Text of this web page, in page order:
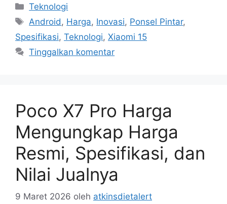
Kategori
Teknologi
Tag
Android , Harga, Inovasi, Ponsel Pintar,
Spesifikasi, Teknologi, Xiaomi 15
Tinggalkan komentar
Poco X7 Pro Harga
Mengungkap Harga
Resmi, Spesifikasi, dan
Nilai Jualnya
9 Maret 2026 oleh atkinsdietalert